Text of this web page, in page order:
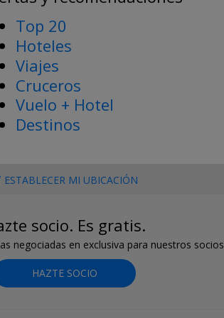
Top 20
Hoteles
Viajes
Cruceros
Vuelo + Hotel
Destinos
ESTABLECER MI UBICACIÓN
socio. Es gratis.
negociadas en exclusiva para nuestros
HAZTE SOCIO